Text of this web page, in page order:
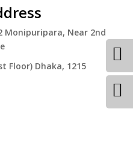
Monipuripara, Near 2nd
Floor) Dhaka, 1215